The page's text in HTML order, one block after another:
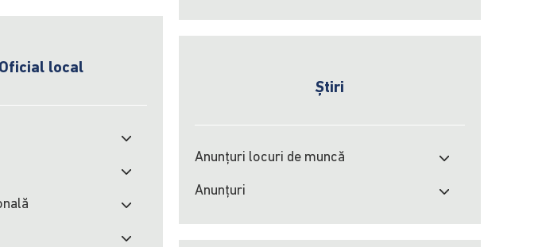
local
Știri
Anunțuri locuri de muncă
Anunțuri